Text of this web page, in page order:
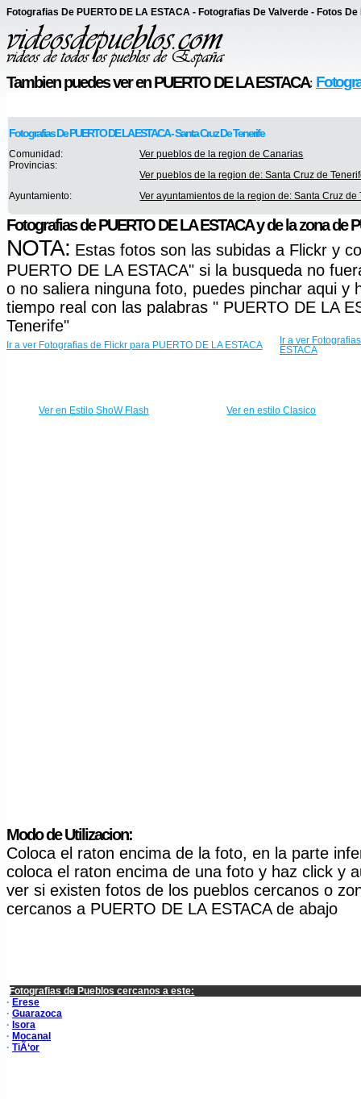
Fotografias De PUERTO DE LA ESTACA - Fotografias De Valverde - Fotos
Tambien puedes ver en PUERTO DE LA ESTACA:
Fotografias De PUERTO DE LA ESTACA - Santa Cruz De Tenerife
Comunidad:
Ver pueblos de la region de Canarias
Provincias:
Ver pueblos de la region de: Santa Cruz de
Ayuntamiento:
Ver ayuntamientos de la region de: Santa Cruz de
Fotografias de PUERTO DE LA ESTACA y de la zona de
NOTA: Estas fotos son las subidas a Flickr y
PUERTO DE LA ESTACA" si la busqueda no
o no saliera ninguna foto, puedes pinchar aqui y
tiempo real con las palabras " PUERTO DE LA
Tenerife"
Ir a ver Fotografias de Flickr para PUERTO DE LA ESTACA
Ir a ver
ESTACA
Ver en Estilo ShoW Flash Ver en estilo Clasico
Modo de Utilizacion:
Coloca el raton encima de la foto, en la parte
coloca el raton encima de una foto y haz click y
ver si existen fotos de los pueblos cercanos o
cercanos a PUERTO DE LA ESTACA de abajo
Fotografias de Pueblos cercanos a este:
· Erese
· Guarazoca
· Isora
· Mocanal
· TiÃ‘or